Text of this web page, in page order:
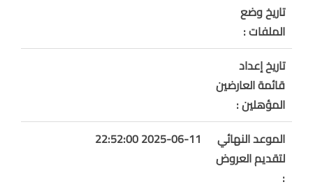
تاريخ وضع
الملفات :
تاريخ إعداد
قائمة العارضين
المؤهلين :
الموعد النهائي
لتقديم العروض
:
2025-06-11 22:52:00